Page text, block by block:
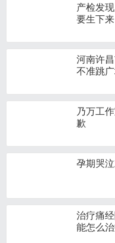
产检发
要生下
河南许
不准跳
乃万工
歉
孕期哭
治疗痛
能怎么